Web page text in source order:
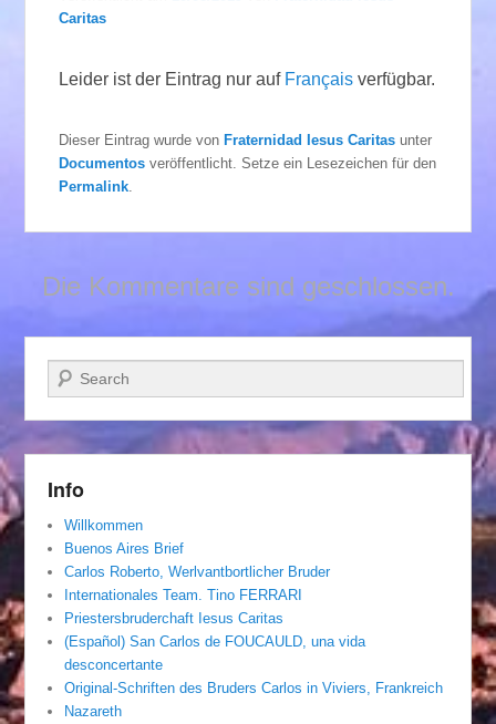
Caritas
Leider ist der Eintrag nur auf Français verfügbar.
Dieser Eintrag wurde vonFraternidad Iesus Caritas unter
Documentos veröffentlicht. Setze ein Lesezeichen für den
Permalink
Die Kommentare sind geschlossen.
Suchen
Info
Willkommen
Buenos Aires Brief
Carlos Roberto, Werlvantbortlicher Bruder
Internationales Team. Tino FERRARI
Priestersbruderchaft Iesus Caritas
(Español) San Carlos de FOUCAULD, una vida
desconcertante
Original-Schriften des Bruders Carlos in Viviers, Frankreich
Nazareth